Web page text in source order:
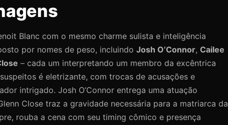
Blanc com o mesmo charme sulista e inteligência
por nomes de peso, incluindo Josh O’Connor, Cailee
– cada um interpretando um membro da excêntrica
é eletrizante, com trocas de acusações e
intrigado. Josh O’Connor entrega uma atuação
Close traz a gravidade necessária para a matriarca da
rouba a cena com seu timing cômico e presença